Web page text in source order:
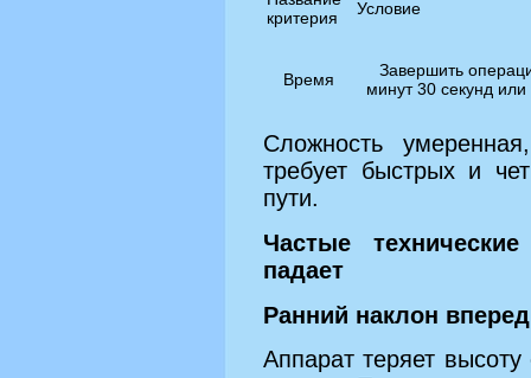
критерия
Условие
Время
Завершить
минут 30 секунд
Сложность
требует быстрых и
пути.
Частые
падает
Ранний наклон
Аппарат теряет